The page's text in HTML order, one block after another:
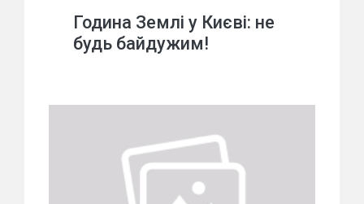
Година Землі у Києві: не
будь байдужим!